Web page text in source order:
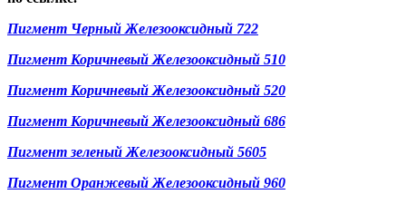
Пигмент Черный Железооксидный 722
Пигмент Коричневый Железооксидный 510
Пигмент Коричневый Железооксидный 520
Пигмент Коричневый Железооксидный 686
Пигмент зеленый Железооксидный 5605
Пигмент Оранжевый Железооксидный 960